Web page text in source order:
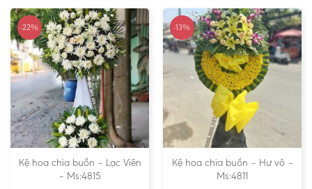
-22%
Kệ hoa chia buồn – Lạc Viên
– Ms:4815
-13%
Kệ hoa chia buồn – Hư vô –
Ms:4811